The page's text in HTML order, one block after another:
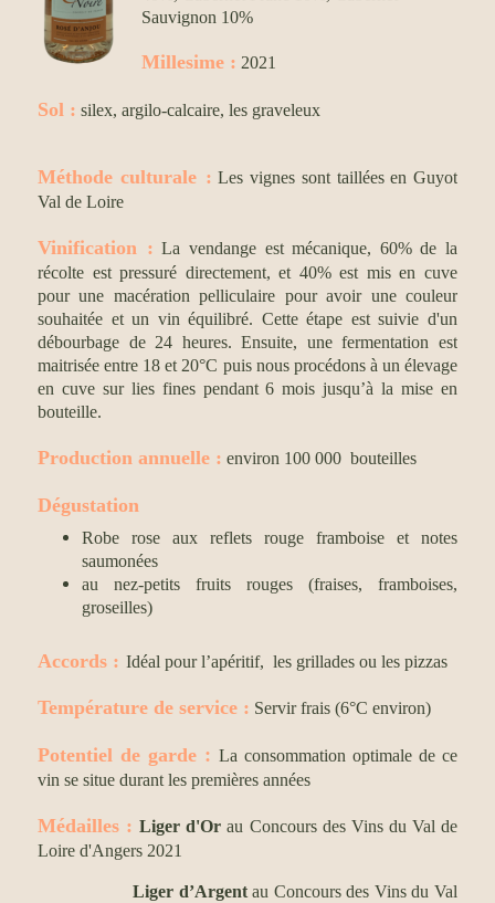
Sauvignon 10%
Millesime : 2021
Sol : silex, argilo-calcaire, les graveleux
Méthode culturale : Les vignes sont taillées en Guyot
Val de Loire
Vinification : La vendange est mécanique, 60% de la
récolte est pressuré directement, et 40% est mis en cuve
pour une macération pelliculaire pour avoir une couleur
souhaitée et un vin équilibré. Cette étape est suivie d'un
débourbage de 24 heures. Ensuite, une fermentation est
maitrisée entre 18 et 20°C puis nous procédons à un élevage
en cuve sur lies fines pendant 6 mois jusqu’à la mise en
bouteille.
Production annuelle : environ 100 000 bouteilles
Dégustation
Robe rose aux reflets rouge framboise et notes
saumonées
au nez-petits fruits rouges (fraises, framboises,
groseilles)
Accords : Idéal pour l’apéritif, les grillades ou les pizzas
Température de service : Servir frais (6°C environ)
Potentiel de garde : La consommation optimale de ce
vin se situe durant les premières années
Médailles : Liger d'Or au Concours des Vins du Val de
Loire d'Angers 2021
Liger d’Argent au Concours des Vins du Val